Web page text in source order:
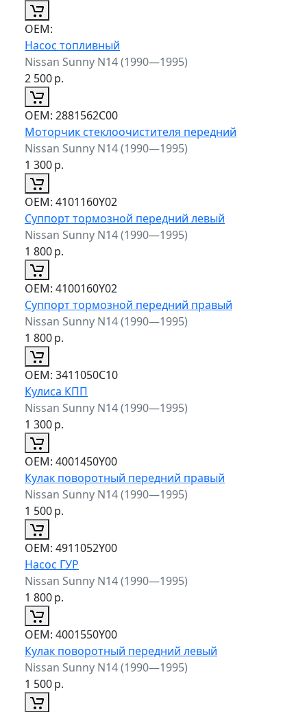
ОЕМ:
Насос топливный
Nissan Sunny N14 (1990—1995)
2 500р.
ОЕМ: 2881562C00
Моторчик стеклоочистителя передний
Nissan Sunny N14 (1990—1995)
1 300р.
ОЕМ: 4101160Y02
Суппорт тормозной передний левый
Nissan Sunny N14 (1990—1995)
1 800р.
ОЕМ: 4100160Y02
Суппорт тормозной передний правый
Nissan Sunny N14 (1990—1995)
1 800р.
ОЕМ: 3411050C10
Кулиса КПП
Nissan Sunny N14 (1990—1995)
1 300р.
ОЕМ: 4001450Y00
Кулак поворотный передний правый
Nissan Sunny N14 (1990—1995)
1 500р.
ОЕМ: 4911052Y00
Насос ГУР
Nissan Sunny N14 (1990—1995)
1 800р.
ОЕМ: 4001550Y00
Кулак поворотный передний левый
Nissan Sunny N14 (1990—1995)
1 500р.